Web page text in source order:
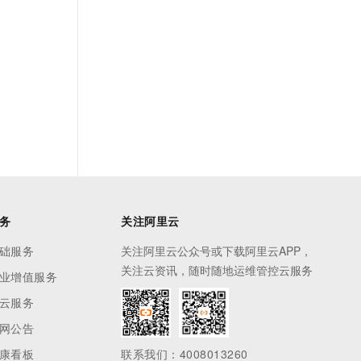
服务
增值服务
服务
公告
看板
关注阿里云
关注阿里云公众号或下载阿里云APP，
关注云资讯，随时随地运维管控云服务
联系我们：4008013260